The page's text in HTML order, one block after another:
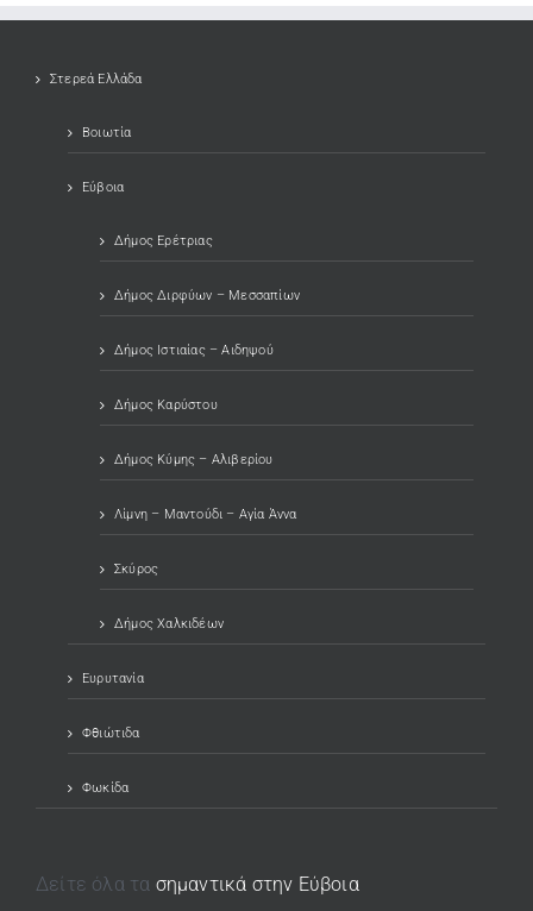
Στερεά Ελλάδα
Βοιωτία
Εύβοια
Δήμος Ερέτριας
Δήμος Διρφύων – Μεσσαπίων
Δήμος Ιστιαίας – Αιδηψού
Δήμος Καρύστου
Δήμος Κύμης – Αλιβερίου
Λίμνη – Μαντούδι – Αγία Άννα
Σκύρος
Δήμος Χαλκιδέων
Ευρυτανία
Φθιώτιδα
Φωκίδα
Δείτε όλα τα σημαντικά στην Εύβοια